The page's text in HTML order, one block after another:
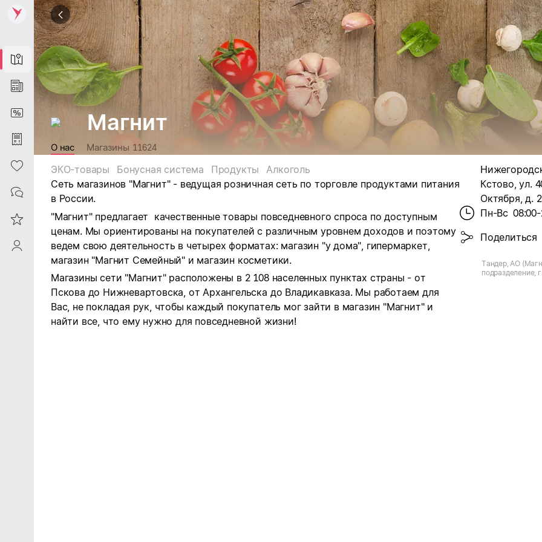
Map
News
DiscountCard
Purchases
Heart
Contacts
Reviews
ProfileSaby
Магнит
О нас Магазины 11624
ЭКО-товары Бонусная система Продукты
Алкоголь
Сеть магазинов "Магнит" - ведущая розничная сеть по торговле продуктами питания
в России.
"Магнит" предлагает качественные товары повседневного спроса по доступным
ценам. Мы ориентированы на покупателей с различным уровнем доходов и поэтому
ведем свою деятельность в четырех форматах: магазин "у дома", гипермаркет,
магазин "Магнит Семейный" и магазин косметики.
Магазины сети "Магнит" расположены в 2 108 населенных пунктах страны - от
Пскова до Нижневартовска, от Архангельска до Владикавказа. Мы работаем для
Вас, не покладая рук, чтобы каждый покупатель мог зайти в магазин "Магнит" и
найти все, что ему нужно для повседневной жизни!
Кстово, ул.
Октября, д.
Пн-Вс
Поделиться
Тандер, АО
подразделение,